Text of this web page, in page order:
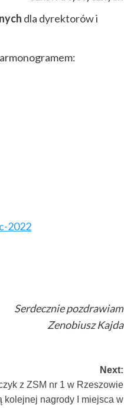
dla dyrektorów i
2022
Serdecznie pozdrawiam
Zenobiusz Kajda
Next:
z ZSM nr 1 w Rzeszowie
kolejnej nagrody I miejsca w